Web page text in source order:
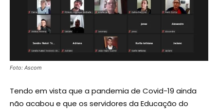
Foto: Ascom
Tendo em vista que a pandemia de Covid-19 ainda
não acabou e que os servidores da Educação do